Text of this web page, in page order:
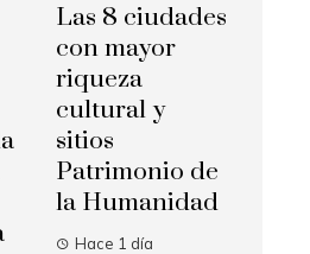
Las 8 ciudades
con mayor
riqueza
cultural y
sitios
Patrimonio de
la Humanidad
Hace 1 día